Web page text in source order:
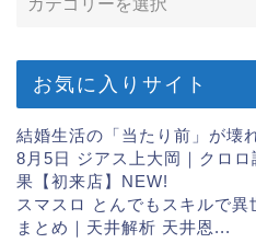
お気に入りサイト
結婚生活の「当たり前」が壊
8月5日 ジアス上大岡｜クロ
果【初来店】 NEW!
スマスロ とんでもスキルで
まとめ｜天井解析 天井恩...